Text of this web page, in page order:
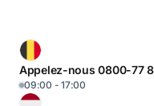
Appelez-nous 0800-77
09:00 - 17:00